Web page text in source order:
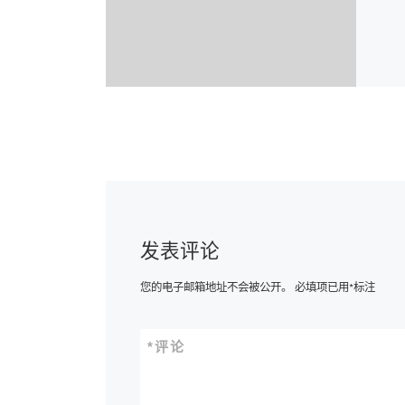
发表评论
您的电子邮箱地址不会被公开。 必填项已用*标注
评论
*